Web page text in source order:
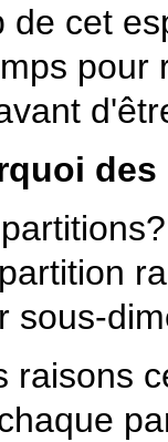
de cet
pour
sous-
raisons